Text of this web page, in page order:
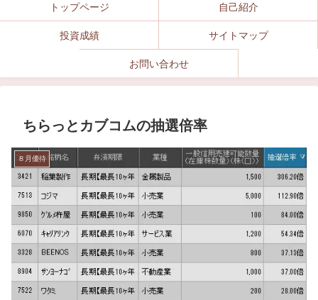
トップページ 自己紹介
投資成績 サイトマップ
お問い合わせ
ちらっとカブコムの抽選倍率
８月優待